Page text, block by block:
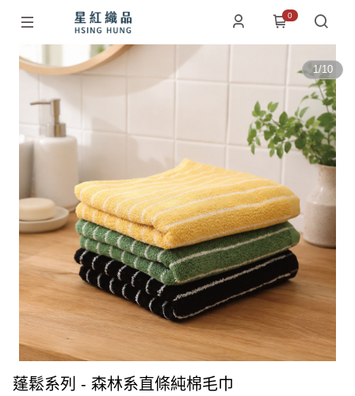
0
1/10
蓬鬆系列 - 森林系直條純棉毛巾